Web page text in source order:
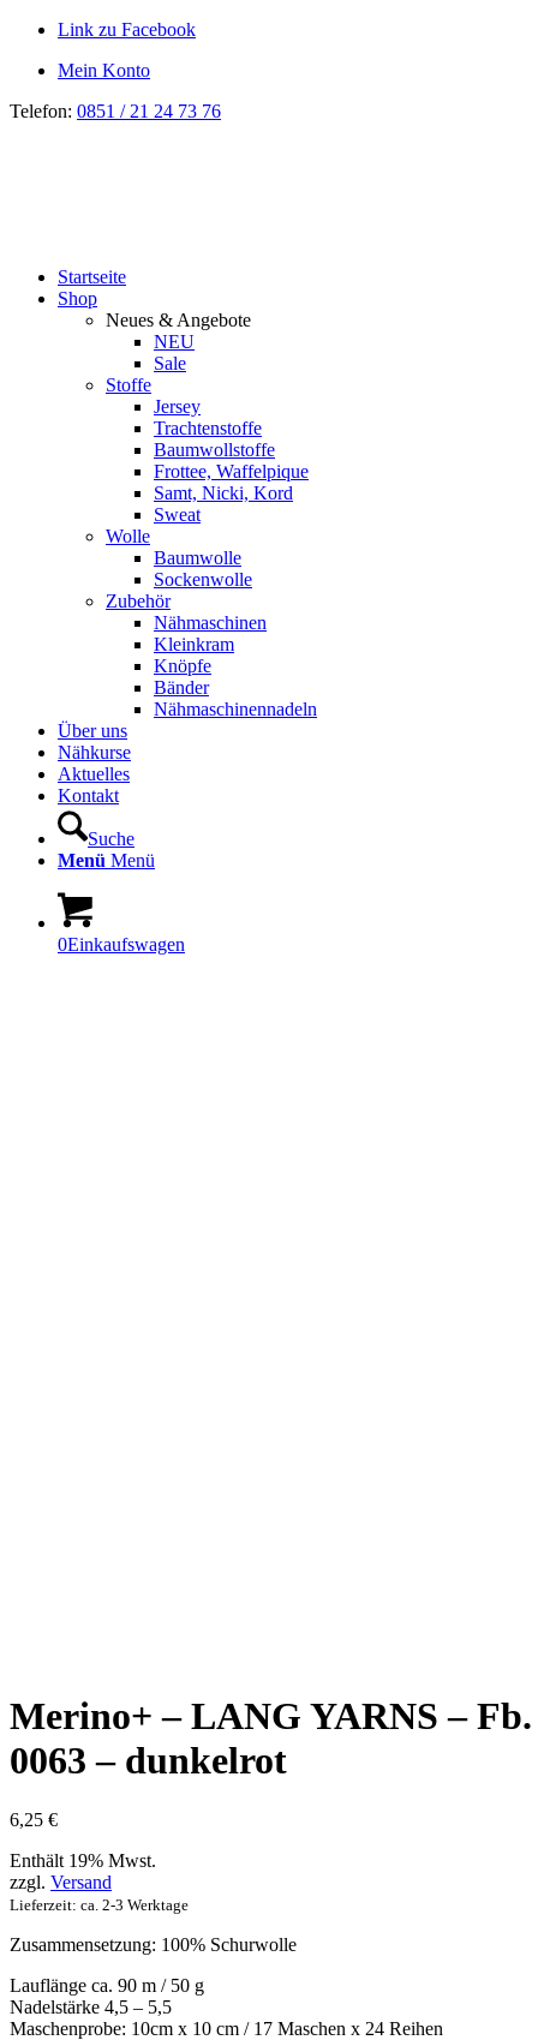
Link zu Facebook
Mein Konto
Telefon: 0851 / 21 24 73 76
Startseite
Shop
Neues & Angebote
NEU
Sale
Stoffe
Jersey
Trachtenstoffe
Baumwollstoffe
Frottee, Waffelpique
Samt, Nicki, Kord
Sweat
Wolle
Baumwolle
Sockenwolle
Zubehör
Nähmaschinen
Kleinkram
Knöpfe
Bänder
Nähmaschinennadeln
Über uns
Nähkurse
Aktuelles
Kontakt
Suche
Menü Menü
0Einkaufswagen
Merino+ – LANG YARNS – Fb.
0063 – dunkelrot
6,25 €
Enthält 19% Mwst.
zzgl. Versand
Lieferzeit: ca. 2-3 Werktage
Zusammensetzung: 100% Schurwolle
Lauflänge ca. 90 m / 50 g
Nadelstärke 4,5 – 5,5
Maschenprobe: 10cm x 10 cm / 17 Maschen x 24 Reihen